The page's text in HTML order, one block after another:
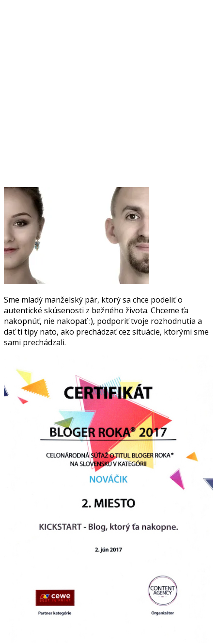
Sme mladý manželský pár, ktorý sa chce podeliť o
autentické skúsenosti z bežného života. Chceme ťa
nakopnúť, nie nakopať :), podporiť tvoje rozhodnutia a
dať ti tipy nato, ako prechádzať cez situácie, ktorými sme
sami prechádzali.